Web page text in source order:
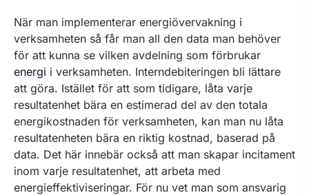
När man implementerar energiövervakning i
verksamheten så får man all den data man behöver
för att kunna se vilken avdelning som förbrukar
energi i verksamheten. Interndebiteringen bli lättare
att göra. Istället för att som tidigare, låta varje
resultatenhet bära en estimerad del av den totala
energikostnaden för verksamheten, kan man nu låta
resultatenheten bära en riktig kostnad, baserad på
data. Det här innebär också att man skapar incitament
inom varje resultatenhet, att arbeta med
energieffektiviseringar. För nu vet man som ansvarig